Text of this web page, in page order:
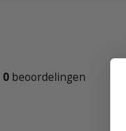
0 beoordelingen